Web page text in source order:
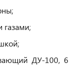
ДУ-100, 6